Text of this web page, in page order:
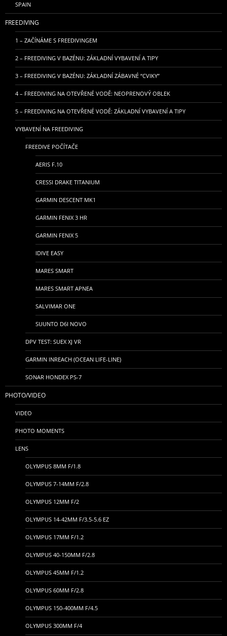
SPAIN
FREEDIVING
1 – ZAČÍNÁME S FREEDIVINGEM
2 – FREEDIVING V BAZÉNU: ZÁKLADNÍ VYBAVENÍ A TIPY
3 – FREEDIVING V BAZÉNU: ZÁKLADNÍ ZÁBAVNÉ “CVIKY”
4 – FREEDIVING NA OTEVŘENÉ VODĚ: NEOPRENOVÝ OBLEK
5 – FREEDIVING NA OTEVŘENÉ VODĚ: ZÁKLADNÍ VYBAVENÍ A TIPY
VYBAVENÍ NA FREEDIVING
FREEDIVE POČÍTAČE
AERIS F.10
CRESSI DRAKE TITANIUM
GARMIN DESCENT MK1
GARMIN FENIX 3 HR
GARMIN FENIX 5
IDIVE EASY
MARES SMART
MARES SMART APNEA
SALVIMAR ONE
SUUNTO D6I NOVO
DPV TEST: SUEX XJ VR
GARMIN INREACH (OCEAN LIFE-LINE)
SONAR HONDEX PS-7
PHOTO/VIDEO
VIDEO
PHOTO MOMENTS
LENS
OLYMPUS 8MM F/1.8
OLYMPUS 7-14MM F/2.8
OLYMPUS 12MM F/2
OLYMPUS 14-42MM F/3.5-5.6 EZ
OLYMPUS 17MM F/1.2
OLYMPUS 40-150MM F/2.8
OLYMPUS 45MM F/1.2
OLYMPUS 60MM F/2.8
OLYMPUS 150-400MM F/4.5
OLYMPUS 300MM F/4